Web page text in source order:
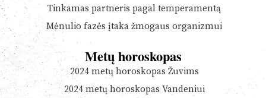
Tinkamas partneris pagal temperamentą
Mėnulio fazės įtaka žmogaus organizmui
Metų horoskopas
2024 metų horoskopas Žuvims
2024 metų horoskopas Vandeniui